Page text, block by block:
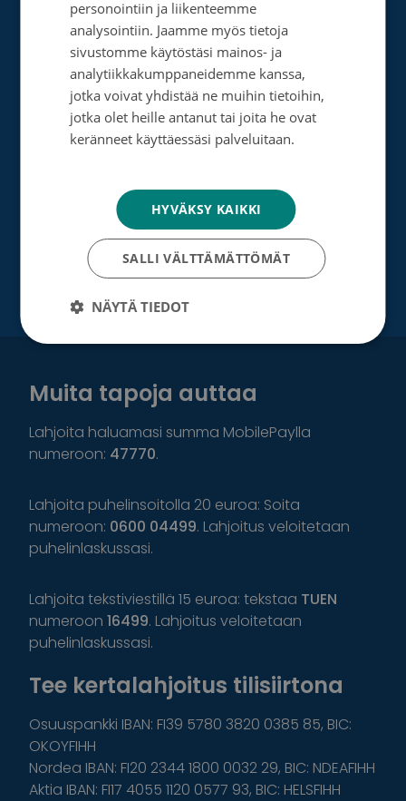
Perusta merkkipäiväkeräys
Perusta muistokeräys
Perusta oma keräyksesi
Perusta päivätyökeräys
Suurlahjoitus
Yrityksille
Muita tapoja auttaa
Lahjoita haluamasi summa MobilePaylla
numeroon: 47770.
Lahjoita puhelinsoitolla 20 euroa: Soita
numeroon: 0600 04499. Lahjoitus veloitetaan
puhelinlaskussasi.
Lahjoita tekstiviestillä 15 euroa: tekstaa TUEN
numeroon 16499. Lahjoitus veloitetaan
puhelinlaskussasi.
Tee kertalahjoitus tilisiirtona
Osuuspankki IBAN: FI39 5780 3820 0385 85, BIC:
OKOYFIHH
Nordea IBAN: FI20 2344 1800 0032 29, BIC: NDEAFIHH
Aktia IBAN: FI17 4055 1120 0577 93, BIC: HELSFIHH
personointiin ja liikenteemme
analysointiin. Jaamme myös tietoja
sivustomme käytöstäsi mainos- ja
analytiikkakumppaneidemme kanssa,
jotka voivat yhdistää ne muihin tietoihin,
jotka olet heille antanut tai joita he ovat
keränneet käyttäessäsi palveluitaan.
HYVÄKSY KAIKKI
SALLI VÄLTTÄMÄTTÖMÄT
NÄYTÄ TIEDOT